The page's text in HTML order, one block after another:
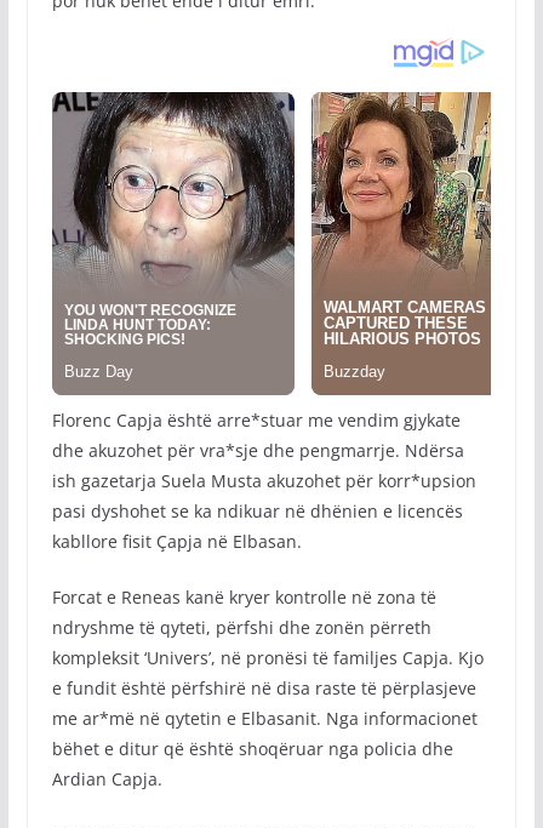
Florenc Capja është arre*stuar me vendim gjykate
dhe akuzohet për vra*sje dhe pengmarrje. Ndërsa
ish gazetarja Suela Musta akuzohet për korr*upsion
pasi dyshohet se ka ndikuar në dhënien e licencës
kabllore fisit Çapja në Elbasan.
Forcat e Reneas kanë kryer kontrolle në zona të
ndryshme të qyteti, përfshi dhe zonën përreth
kompleksit ‘Univers’, në pronësi të familjes Capja. Kjo
e fundit është përfshirë në disa raste të përplasjeve
me ar*më në qytetin e Elbasanit. Nga informacionet
bëhet e ditur që është shoqëruar nga policia dhe
Ardian Capja.